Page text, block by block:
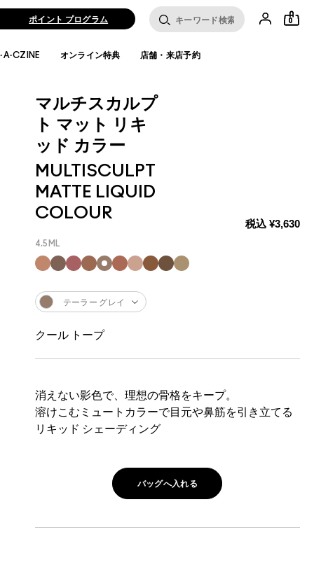
ポイント プログラム 0
オンライン特典 店舗・来店予約
マルチスカルプ
ト マット リキ
ッド カラー
MULTISCULPT
MATTE LIQUID
COLOUR
税込 ¥3,630
4.5ML
消えない影色で、理想の骨格をキープ。
溶けこむミュートカラーで目元や鼻筋を引き立てる
リキッド シェーディング
テーラー グレイ
クール トープ
バッグへ入れる